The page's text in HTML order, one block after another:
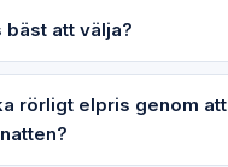
bäst att välja?
rörligt elpris genom att